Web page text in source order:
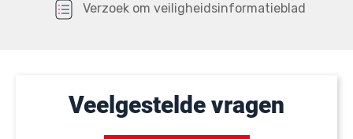
Verzoek om veiligheidsinformatieblad
Veelgestelde vragen